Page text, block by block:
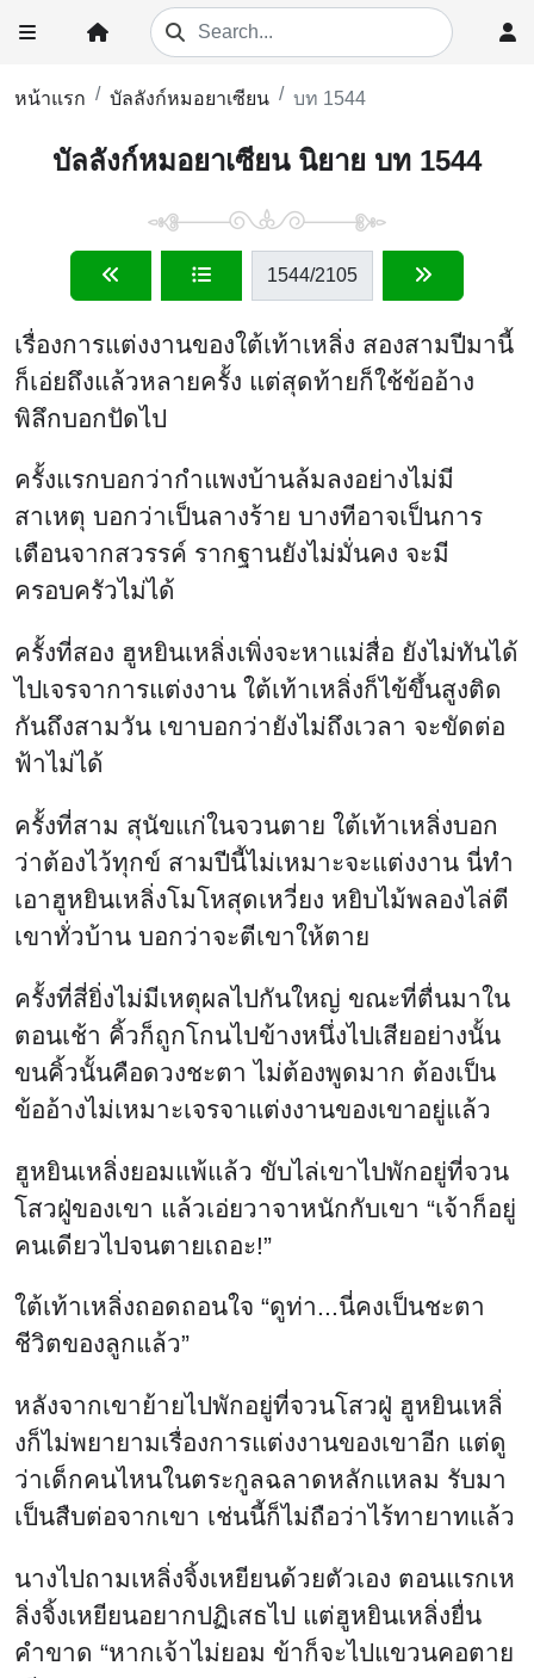
หน้าแรก บัลลังก์หมอยาเซียน บท 1544
บัลลังก์หมอยาเซียน นิยาย บท 1544
1544/2105
เรื่องการแต่งงานของใต้เท้าเหลิ่ง สองสามปีมานี้
ก็เอ่ยถึงแล้วหลายครั้ง แต่สุดท้ายก็ใช้ข้ออ้าง
พิลึกบอกปัดไป
ครั้งแรกบอกว่ากำแพงบ้านล้มลงอย่างไม่มี
สาเหตุ บอกว่าเป็นลางร้าย บางทีอาจเป็นการ
เตือนจากสวรรค์ รากฐานยังไม่มั่นคง จะมี
ครอบครัวไม่ได้
ครั้งที่สอง ฮูหยินเหลิ่งเพิ่งจะหาแม่สื่อ ยังไม่ทันได้
ไปเจรจาการแต่งงาน ใต้เท้าเหลิ่งก็ไข้ขึ้นสูงติด
กันถึงสามวัน เขาบอกว่ายังไม่ถึงเวลา จะขัดต่อ
ฟ้าไม่ได้
ครั้งที่สาม สุนัขแก่ในจวนตาย ใต้เท้าเหลิ่งบอก
ว่าต้องไว้ทุกข์ สามปีนี้ไม่เหมาะจะแต่งงาน นี่ทำ
เอาฮูหยินเหลิ่งโมโหสุดเหวี่ยง หยิบไม้พลองไล่ตี
เขาทั่วบ้าน บอกว่าจะตีเขาให้ตาย
ครั้งที่สี่ยิ่งไม่มีเหตุผลไปกันใหญ่ ขณะที่ตื่นมาใน
ตอนเช้า คิ้วก็ถูกโกนไปข้างหนึ่งไปเสียอย่างนั้น
ขนคิ้วนั้นคือดวงชะตา ไม่ต้องพูดมาก ต้องเป็น
ข้ออ้างไม่เหมาะเจรจาแต่งงานของเขาอยู่แล้ว
ฮูหยินเหลิ่งยอมแพ้แล้ว ขับไล่เขาไปพักอยู่ที่จวน
โสวฝู่ของเขา แล้วเอ่ยวาจาหนักกับเขา “เจ้าก็อยู่
คนเดียวไปจนตายเถอะ!”
ใต้เท้าเหลิ่งถอดถอนใจ “ดูท่า...นี่คงเป็นชะตา
ชีวิตของลูกแล้ว”
หลังจากเขาย้ายไปพักอยู่ที่จวนโสวฝู่ ฮูหยินเหลิ่
งก็ไม่พยายามเรื่องการแต่งงานของเขาอีก แต่ดู
ว่าเด็กคนไหนในตระกูลฉลาดหลักแหลม รับมา
เป็นสืบต่อจากเขา เช่นนี้ก็ไม่ถือว่าไร้ทายาทแล้ว
นางไปถามเหลิ่งจิ้งเหยียนด้วยตัวเอง ตอนแรกเห
ลิ่งจิ้งเหยียนอยากปฏิเสธไป แต่ฮูหยินเหลิ่งยื่น
คำขาด “หากเจ้าไม่ยอม ข้าก็จะไปแขวนคอตาย